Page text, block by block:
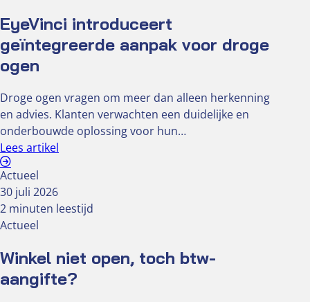
EyeVinci introduceert
geïntegreerde aanpak voor droge
ogen
Droge ogen vragen om meer dan alleen herkenning
en advies. Klanten verwachten een duidelijke en
onderbouwde oplossing voor hun…
Lees artikel
Actueel
30 juli 2026
2 minuten leestijd
Actueel
Winkel niet open, toch btw-
aangifte?